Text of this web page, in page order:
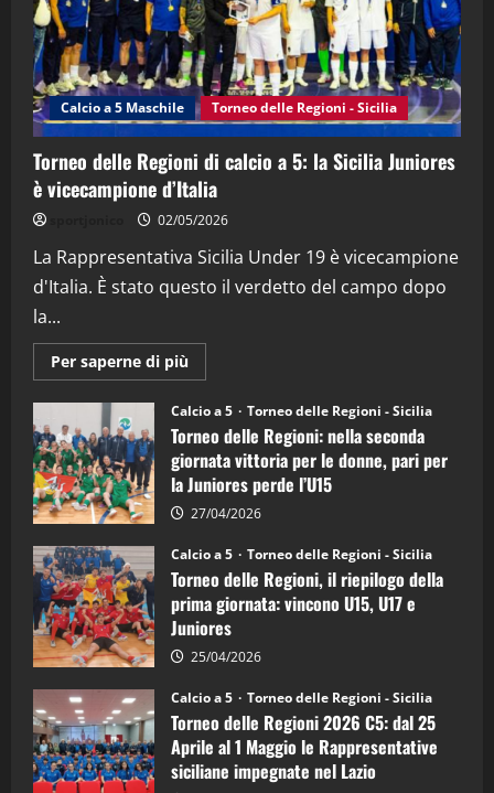
4
"SportEmpire" in Podcast Sport News
“SportEmpire” in Podcast: 27^ Puntata
(Martedi 14 Aprile 2026)
15/04/2026
"SportEmpire" in Podcast
“SportEmpire” in Podcast: 26^ Puntata
08/04/2026
Calcio a 5 Maschile Torneo delle Regioni - Sicilia
Torneo delle Regioni di calcio a 5: la Sicilia Juniores
è vicecampione d’Italia
02/05/2026
La Rappresentativa Sicilia Under 19 è vicecampione
d'Italia. È stato questo il verdetto del campo dopo
la...
Per saperne di più
informazioni
Torneo
delle
Regioni
di
calcio
a
5:
la
Juniores
è
vicecampione
d’Italia
Calcio a 5 Torneo delle Regioni - Sicilia
Torneo delle Regioni: nella seconda
giornata vittoria per le donne, pari per
la Juniores perde l’U15
27/04/2026
Calcio a 5 Torneo delle Regioni - Sicilia
Torneo delle Regioni, il riepilogo della
prima giornata: vincono U15, U17 e
Juniores
25/04/2026
Calcio a 5 Torneo delle Regioni - Sicilia
Torneo delle Regioni 2026 C5: dal 25
Aprile al 1 Maggio le Rappresentative
siciliane impegnate nel Lazio